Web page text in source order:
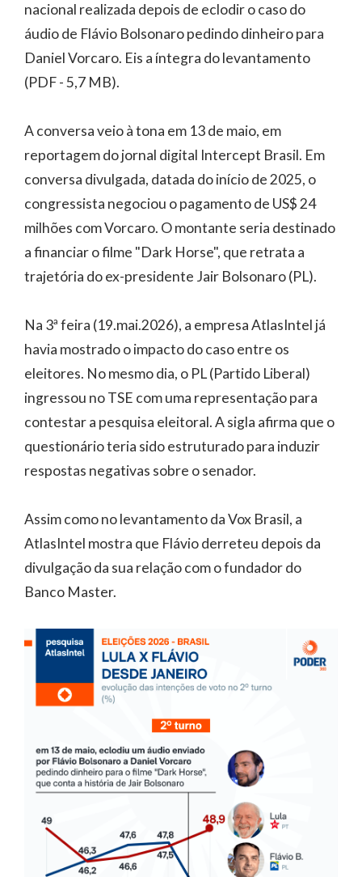
nacional realizada depois de eclodir o caso do
áudio de Flávio Bolsonaro pedindo dinheiro para
Daniel Vorcaro. Eis a íntegra do levantamento
(PDF - 5,7 MB).
A conversa veio à tona em 13 de maio, em
reportagem do jornal digital Intercept Brasil. Em
conversa divulgada, datada do início de 2025, o
congressista negociou o pagamento de US$ 24
milhões com Vorcaro. O montante seria destinado
a financiar o filme "Dark Horse", que retrata a
trajetória do ex-presidente Jair Bolsonaro (PL).
Na 3ª feira (19.mai.2026), a empresa AtlasIntel já
havia mostrado o impacto do caso entre os
eleitores. No mesmo dia, o PL (Partido Liberal)
ingressou no TSE com uma representação para
contestar a pesquisa eleitoral. A sigla afirma que o
questionário teria sido estruturado para induzir
respostas negativas sobre o senador.
Assim como no levantamento da Vox Brasil, a
AtlasIntel mostra que Flávio derreteu depois da
divulgação da sua relação com o fundador do
Banco Master.